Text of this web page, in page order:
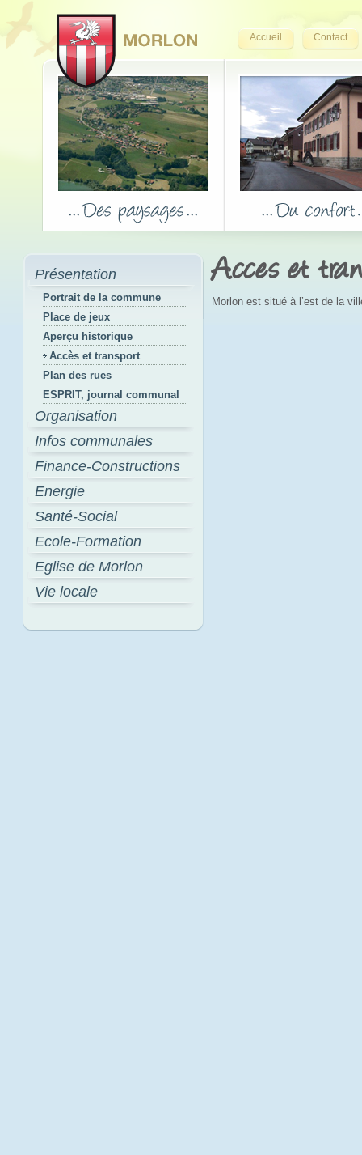
Accueil Contact
Présentation
Portrait de la commune
Place de jeux
Aperçu historique
Accès et transport
Plan des rues
ESPRIT, journal communal
Organisation
Infos communales
Finance-Constructions
Energie
Santé-Social
Ecole-Formation
Eglise de Morlon
Vie locale
Acces et
Morlon est situé à l’est de la